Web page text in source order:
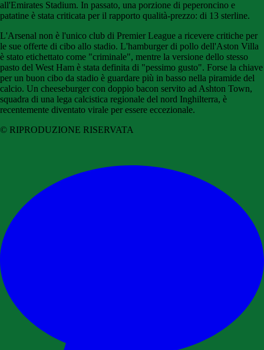
all'Emirates Stadium. In passato, una porzione di peperoncino e
patatine è stata criticata per il rapporto qualità-prezzo: di 13 sterline.
L'Arsenal non è l'unico club di Premier League a ricevere critiche per
le sue offerte di cibo allo stadio. L'hamburger di pollo dell'Aston Villa
è stato etichettato come "criminale", mentre la versione dello stesso
pasto del West Ham è stata definita di "pessimo gusto". Forse la chiave
per un buon cibo da stadio è guardare più in basso nella piramide del
calcio. Un cheeseburger con doppio bacon servito ad Ashton Town,
squadra di una lega calcistica regionale del nord Inghilterra, è
recentemente diventato virale per essere eccezionale.
© RIPRODUZIONE RISERVATA